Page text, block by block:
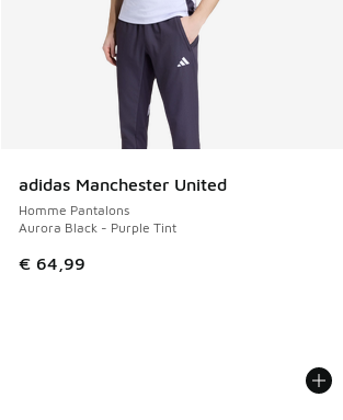
adidas Manchester United
Homme Pantalons
Aurora Black - Purple Tint
€ 64,99